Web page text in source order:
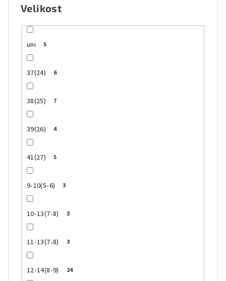
Velikost
uni 5
37(24) 6
38(25) 7
39(26) 4
41(27) 5
9-10(5-6) 3
10-13(7-8) 3
11-13(7-8) 3
12-14(8-9) 24